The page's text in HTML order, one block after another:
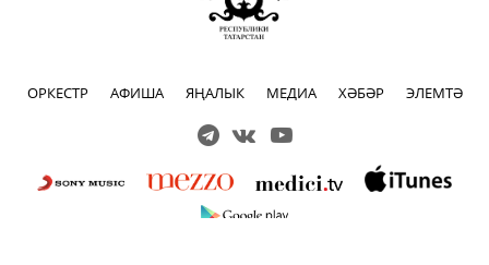
ОРКЕСТР АФИША ЯҢАЛЫК МЕДИА ХӘБӘР ЭЛЕМТӘ